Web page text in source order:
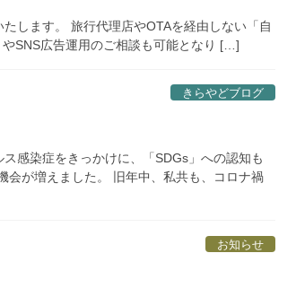
します。 旅行代理店やOTAを経由しない「自
SNS広告運用のご相談も可能となり […]
きらやどブログ
感染症をきっかけに、「SDGs」への認知も
会が増えました。 旧年中、私共も、コロナ禍
お知らせ